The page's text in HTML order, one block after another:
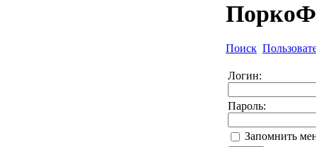
Поиск
Логин:
Пароль:
Запомнить